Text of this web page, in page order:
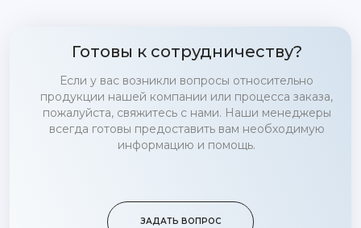
Готовы к сотрудничеству?
Если у вас возникли вопросы относительно
продукции нашей компании или процесса заказа,
пожалуйста, свяжитесь с нами. Наши менеджеры
всегда готовы предоставить вам необходимую
информацию и помощь.
ЗАДАТЬ ВОПРОС